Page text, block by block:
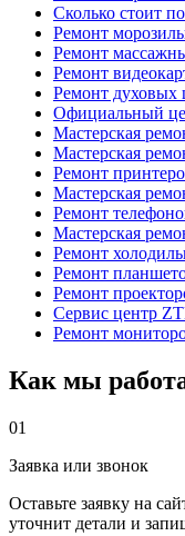
Сколько стоит
Ремонт
Ремонт
Ремонт
Ремонт духовых
Официальный
Мастерская
Мастерская
Ремонт
Мастерская
Ремонт
Мастерская
Ремонт
Ремонт
Ремонт
Сервис центр
Ремонт
Как мы
01
Заявка или звонок
Оставьте заявку на
уточнит детали и